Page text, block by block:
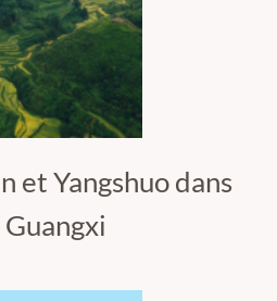
et Yangshuo dans